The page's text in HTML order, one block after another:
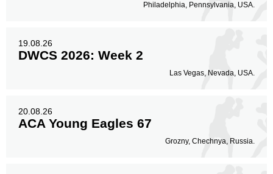
Philadelphia, Pennsylvania, USA.
19.08.26
DWCS 2026: Week 2
Las Vegas, Nevada, USA.
20.08.26
ACA Young Eagles 67
Grozny, Chechnya, Russia.